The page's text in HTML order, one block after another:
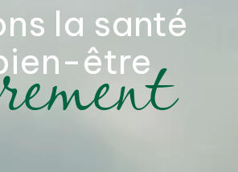
la santé
être